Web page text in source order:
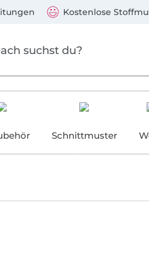
Kostenlose
Schnittmuster
Mastercard, PayPal,